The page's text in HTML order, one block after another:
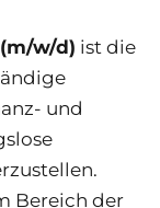
w/d) ist die
und
Bereich der